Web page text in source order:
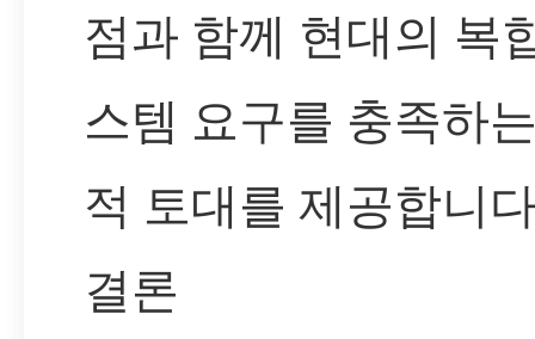
점과 함께 현대의 복
스템 요구를 충족하
적 토대를 제공합니
결론